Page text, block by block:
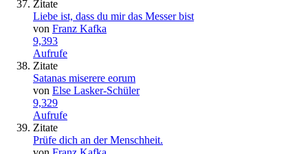
Zitate
Liebe ist, dass du mir das Messer bist
von Franz Kafka
9,393
Aufrufe
Zitate
Satanas miserere eorum
von Else Lasker-Schüler
9,329
Aufrufe
Zitate
Prüfe dich an der Menschheit.